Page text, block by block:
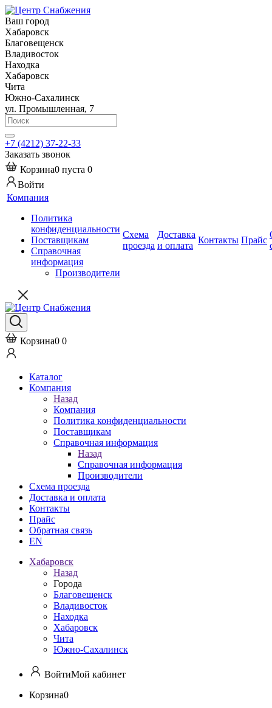
Ваш город
Хабаровск
Благовещенск
Владивосток
Находка
Хабаровск
Чита
Южно-Сахалинск
ул. Промышленная, 7
+7 (4212) 37-22-33
Заказать звонок
Корзина0 пуста 0
Войти
Компания
Политика
конфиденциальности
Поставщикам
Справочная
информация
Производители
Схема
проезда
Доставка
и оплата
Контакты Прайс
Корзина0 0
Каталог
Компания
Назад
Компания
Политика конфиденциальности
Поставщикам
Справочная информация
Назад
Справочная информация
Производители
Схема проезда
Доставка и оплата
Контакты
Прайс
Обратная связь
EN
Хабаровск
Назад
Города
Благовещенск
Владивосток
Находка
Хабаровск
Чита
Южно-Сахалинск
ВойтиМой кабинет
Корзина0